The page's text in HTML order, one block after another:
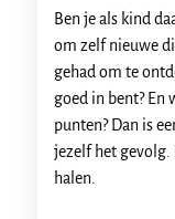
Ben je als kind
om zelf nieuwe
gehad om te
goed in bent? En
punten? Dan is
jezelf het gevolg.
halen.